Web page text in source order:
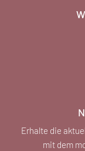
Erhalte die
mit dem